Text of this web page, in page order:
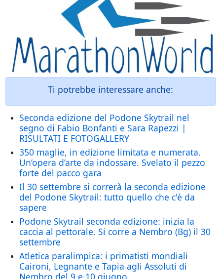
Ti potrebbe interessare anche:
Seconda edizione del Podone Skytrail nel
segno di Fabio Bonfanti e Sara Rapezzi |
RISULTATI E FOTOGALLERY
350 maglie, in edizione limitata e numerata.
Un’opera d’arte da indossare. Svelato il pezzo
forte del pacco gara
Il 30 settembre si correrà la seconda edizione
del Podone Skytrail: tutto quello che c'è da
sapere
Podone Skytrail seconda edizione: inizia la
caccia al pettorale. Si corre a Nembro (Bg) il 30
settembre
Atletica paralimpica: i primatisti mondiali
Caironi, Legnante e Tapia agli Assoluti di
Nembro del 9 e 10 giugno